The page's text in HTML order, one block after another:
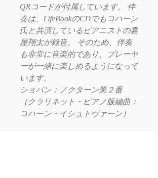
QRコードが付属しています。 伴
奏は、LifeBookのCDでもコハーン
氏と共演しているピアニストの嘉
屋翔太が録音。 そのため、伴奏
も非常に音楽的であり、プレーヤ
ーが一緒に楽しめるようになって
います。
ショパン：ノクターン第２番
（クラリネット・ピアノ版編曲：
コハーン・イシュトヴァーン）